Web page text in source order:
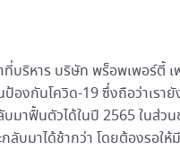
ริหาร บริษัท พร็อพเพอร์ตี้ เ
งกันโควิด-19 ซึ่งถือว่าเรายั
บมาฟื้นตัวได้ในปี 2565 ในส่
บมาได้ช้ากว่า โดยต้องรอให้